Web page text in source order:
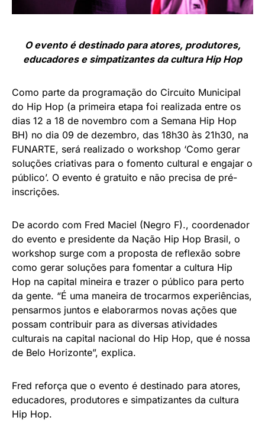
O evento é destinado para atores, produtores,
educadores e simpatizantes da cultura Hip Hop
Como parte da programação do Circuito Municipal
do Hip Hop (a primeira etapa foi realizada entre os
dias 12 a 18 de novembro com a Semana Hip Hop
BH) no dia 09 de dezembro, das 18h30 às 21h30, na
FUNARTE, será realizado o workshop ‘Como gerar
soluções criativas para o fomento cultural e engajar o
público’. O evento é gratuito e não precisa de pré-
inscrições.
De acordo com Fred Maciel (Negro F)., coordenador
do evento e presidente da Nação Hip Hop Brasil, o
workshop surge com a proposta de reflexão sobre
como gerar soluções para fomentar a cultura Hip
Hop na capital mineira e trazer o público para perto
da gente. “É uma maneira de trocarmos experiências,
pensarmos juntos e elaborarmos novas ações que
possam contribuir para as diversas atividades
culturais na capital nacional do Hip Hop, que é nossa
de Belo Horizonte”, explica.
Fred reforça que o evento é destinado para atores,
educadores, produtores e simpatizantes da cultura
Hip Hop.